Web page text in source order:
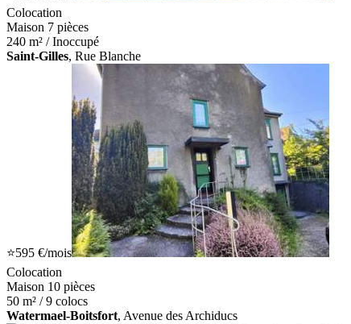
Colocation
Maison 7 pièces
240 m² / Inoccupé
Saint-Gilles, Rue Blanche
⭐595 €/mois
Colocation
Maison 10 pièces
50 m² / 9 colocs
Watermael-Boitsfort, Avenue des Archiducs